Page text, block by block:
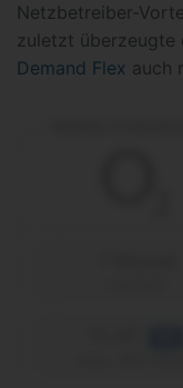
Netzbetreiber-
zuletzt überzeugte
Demand Flex auch